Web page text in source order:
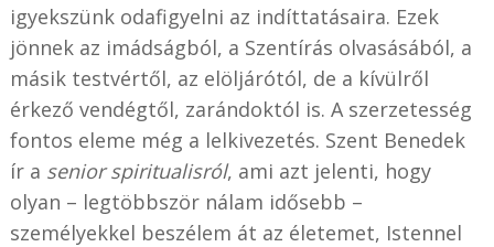
igyekszünk odafigyelni az indíttatásaira. Ezek
jönnek az imádságból, a Szentírás olvasásából, a
másik testvértől, az elöljárótól, de a kívülről
érkező vendégtől, zarándoktól is. A szerzetesség
fontos eleme még a lelkivezetés. Szent Benedek
ír a senior spiritualisról, ami azt jelenti, hogy
olyan – legtöbbször nálam idősebb –
személyekkel beszélem át az életemet, Istennel